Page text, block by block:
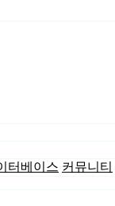
터베이스 커뮤니티